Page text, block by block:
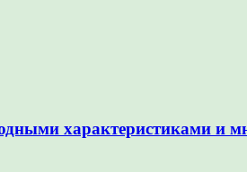
характеристиками и